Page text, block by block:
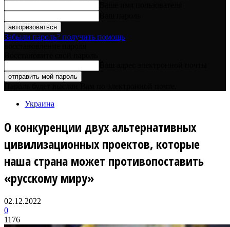
Забыли пароль? получить помощь
Украина
О конкуренции двух альтернативных
цивилизационных проектов, которые
наша страна может противопоставить
«русскому миру»
02.12.2022
0
1176